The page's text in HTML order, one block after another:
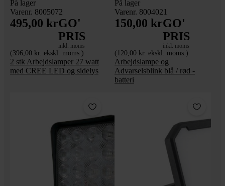
På lager
Varenr. 8005072
495,00 krGO'
PRIS
inkl. moms
(396,00 kr. ekskl. moms.)
2 stk Arbejdslamper 27 watt
med CREE LED og sidelys
På lager
Varenr. 8004021
150,00 krGO'
PRIS
inkl. moms
(120,00 kr. ekskl. moms.)
Arbejdslampe og
Advarselsblink blå / rød -
batteri